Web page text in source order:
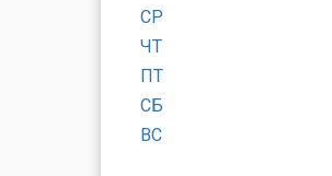
СР
ЧТ
ПТ
СБ
ВС